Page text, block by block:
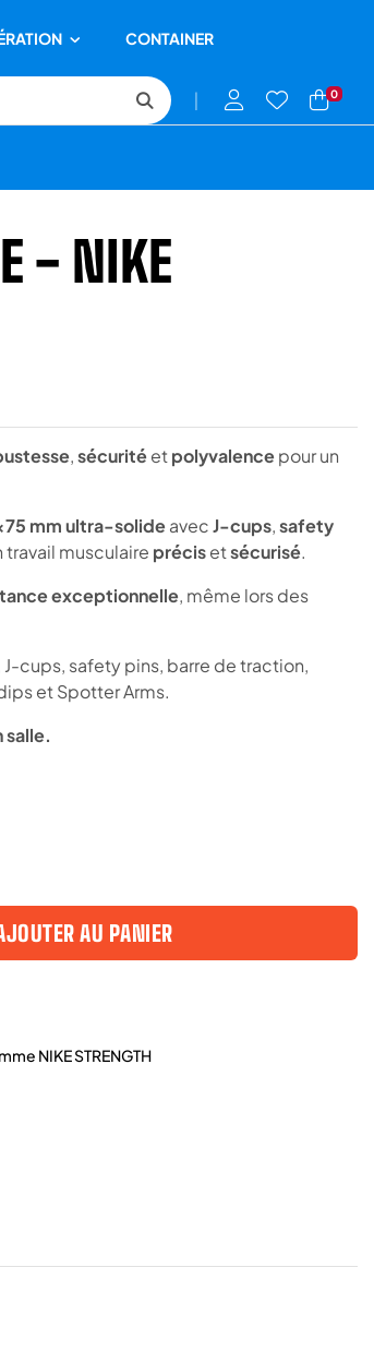
CONTAINER
| 0
- NIKE
,sécuritéet polyvalencepour un
mm ultra-solideavecJ-cups,safety
travail musculaire précisetsécurisé.
exceptionnelle, même lors des
cups, safety pins, barre de traction,
et Spotter Arms.
salle.
AU PANIER
NIKE STRENGTH